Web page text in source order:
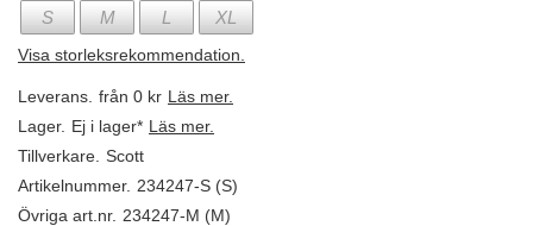
S
M L XL
Visa storleksrekommendation.
Leverans. från 0 kr Läs mer.
Lager. Ej i lager* Läs mer.
Tillverkare. Scott
Artikelnummer. 234247-S (S)
Övriga art.nr. 234247-M (M)